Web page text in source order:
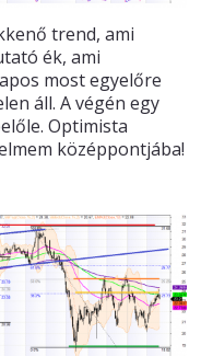
trend, ami
ék, ami
most egyelőre
áll. A végén egy
Optimista
középpontjába!